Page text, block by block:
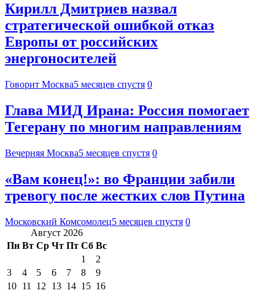
Кирилл Дмитриев назвал
стратегической ошибкой отказ
Европы от российских
энергоносителей
Говорит Москва5 месяцев спустя 0
Глава МИД Ирана: Россия помогает
Тегерану по многим направлениям
Вечерняя Москва5 месяцев спустя 0
«Вам конец!»: во Франции забили
тревогу после жестких слов Путина
Московский Комсомолец5 месяцев спустя 0
Август 2026
Пн Вт Ср Чт Пт Сб Вс
1
2
3
4 5 6 7 8
9
10 11 12 13 14 15 16